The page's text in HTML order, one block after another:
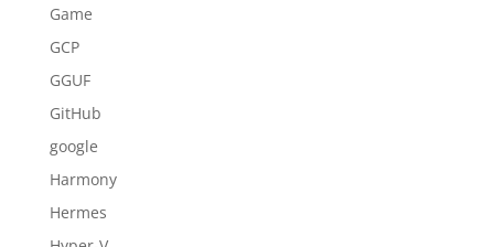
Game
GCP
GGUF
GitHub
google
Harmony
Hermes